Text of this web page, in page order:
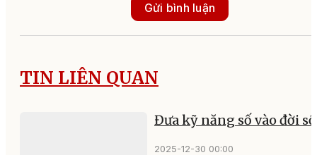
Gửi bình luận
TIN LIÊN QUAN
Đưa kỹ năng số vào đời
2025-12-30 00:00